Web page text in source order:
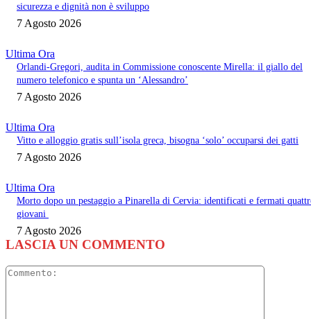
sicurezza e dignità non è sviluppo
7 Agosto 2026
Ultima Ora
Orlandi-Gregori, audita in Commissione conoscente Mirella: il giallo del
numero telefonico e spunta un ‘Alessandro’
7 Agosto 2026
Ultima Ora
Vitto e alloggio gratis sull’isola greca, bisogna ‘solo’ occuparsi dei gatti
7 Agosto 2026
Ultima Ora
Morto dopo un pestaggio a Pinarella di Cervia: identificati e fermati
giovani
7 Agosto 2026
LASCIA UN COMMENTO